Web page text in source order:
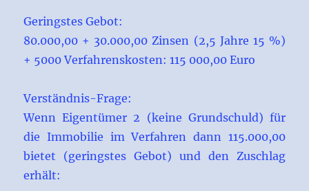
Geringstes Gebot:
80.000,00 + 30.000,00 Zinsen (2,5 Jahre 15 %)
+ 5000 Verfahrenskosten: 115 000,00 Euro
Verständnis-Frage:
Wenn Eigentümer 2 (keine Grundschuld) für
die Immobilie im Verfahren dann 115.000,00
bietet (geringstes Gebot) und den Zuschlag
erhält: